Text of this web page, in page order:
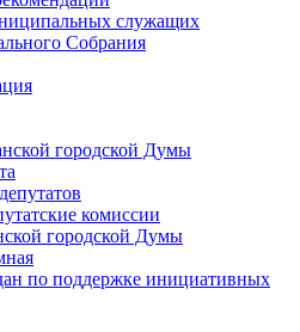
служащих
Cобрания
городской Думы
комиссии
городской Думы
по поддержке инициативных